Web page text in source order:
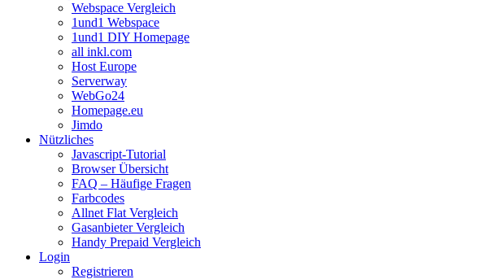
Webspace Vergleich
1und1 Webspace
1und1 DIY Homepage
all inkl.com
Host Europe
Serverway
WebGo24
Homepage.eu
Jimdo
Nützliches
Javascript-Tutorial
Browser Übersicht
FAQ – Häufige Fragen
Farbcodes
Allnet Flat Vergleich
Gasanbieter Vergleich
Handy Prepaid Vergleich
Login
Registrieren